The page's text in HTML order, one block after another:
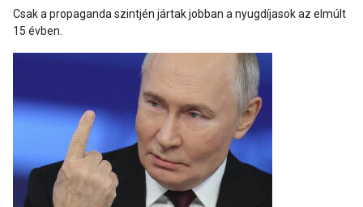
Csak a propaganda szintjén jártak jobban a nyugdíjasok az elmúlt
15 évben.